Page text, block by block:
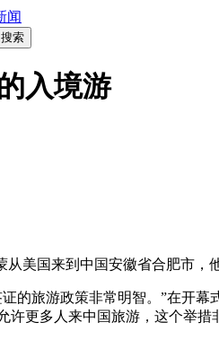
闻
搜索
入境游
美国来到中国安徽省合肥市，
旅游政策非常明智。”在开幕
许更多人来中国旅游，这个举措